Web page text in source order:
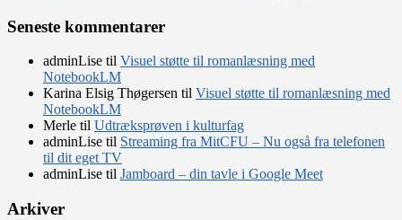
Seneste kommentarer
adminLise til Visuel støtte til romanlæsning med
NotebookLM
Karina Elsig Thøgersen til Visuel støtte til romanlæsning med
NotebookLM
Merle til Udtræksprøven i kulturfag
adminLise til Streaming fra MitCFU – Nu også fra telefonen
til dit eget TV
adminLise til Jamboard – din tavle i Google Meet
Arkiver